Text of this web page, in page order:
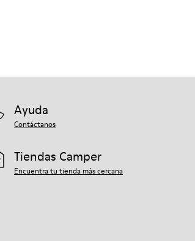
Ayuda
Contáctanos
Tiendas Camper
Encuentra tu tienda más cercana